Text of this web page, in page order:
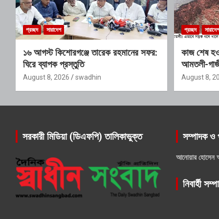
প্রচ্ছদ সারাদেশ
১৬ আগস্ট কিশোরগঞ্জে তারেক রহমানের সফর:
ঘিরে ব্যাপক প্রস্তুতি
August 8, 2026 swadhin
প্রচ্ছদ সারাদেশ
কাজ শেষ
আমতলী-
বন্ধ
August 8,
সরকারী মিডিয়া (ডিএফপি) তালিকাভুক্ত সম্পাদক ও
আনোয়ার হোসেন
নিবার্হী